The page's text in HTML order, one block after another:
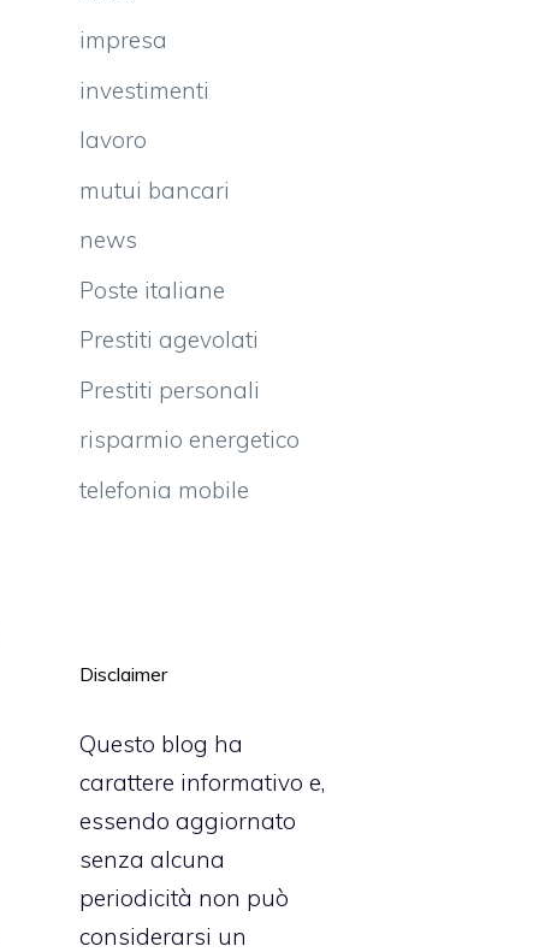
impresa
investimenti
lavoro
mutui bancari
news
Poste italiane
Prestiti agevolati
Prestiti personali
risparmio energetico
telefonia mobile
Disclaimer
Questo blog ha
carattere informativo e,
essendo aggiornato
senza alcuna
periodicità non può
considerarsi un